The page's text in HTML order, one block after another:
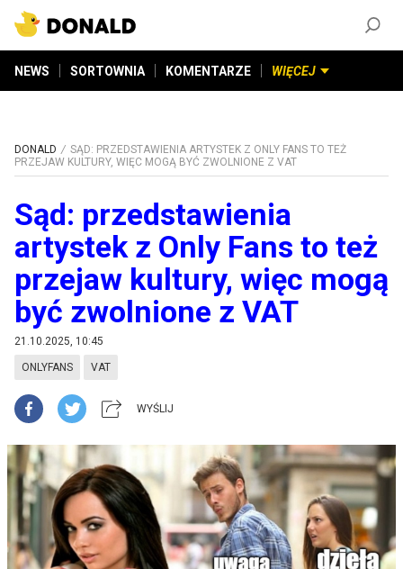
NEWS SORTOWNIA KOMENTARZE WIĘCEJ
DONALD
SĄD: PRZEDSTAWIENIA ARTYSTEK Z ONLY FANS TO TEŻ
PRZEJAW KULTURY, WIĘC MOGĄ BYĆ ZWOLNIONE Z VAT
Sąd: przedstawienia
artystek z Only Fans to też
przejaw kultury, więc mogą
być zwolnione z VAT
21.10.2025, 10:45
ONLYFANS VAT
WYŚLIJ